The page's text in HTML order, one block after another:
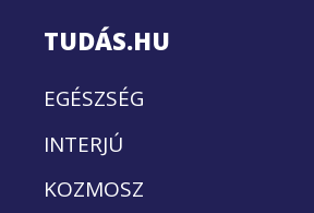
TUDÁS.HU
EGÉSZSÉG
INTERJÚ
KOZMOSZ